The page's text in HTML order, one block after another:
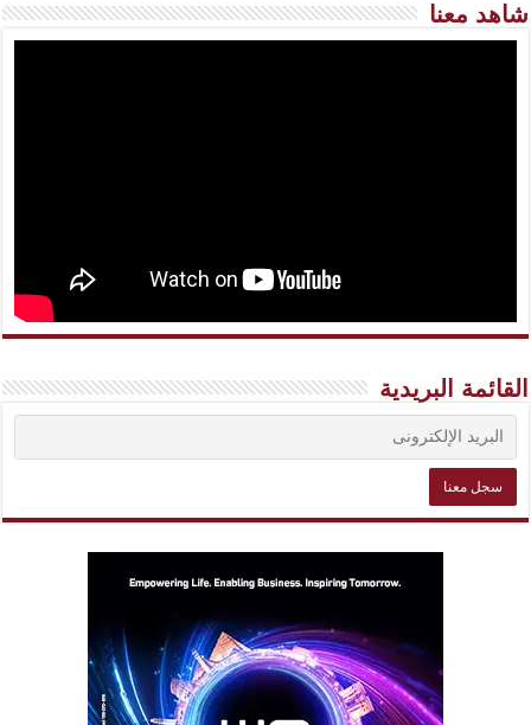
شاهد معنا
القائمة البريدية